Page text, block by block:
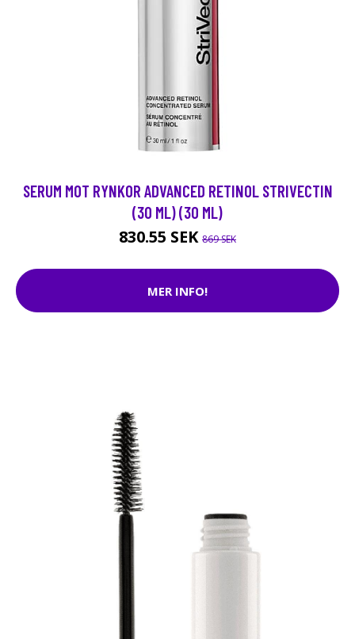
SERUM MOT RYNKOR ADVANCED RETINOL STRIVECTIN
(30 ML) (30 ML)
830.55 SEK 869 SEK
MER INFO!